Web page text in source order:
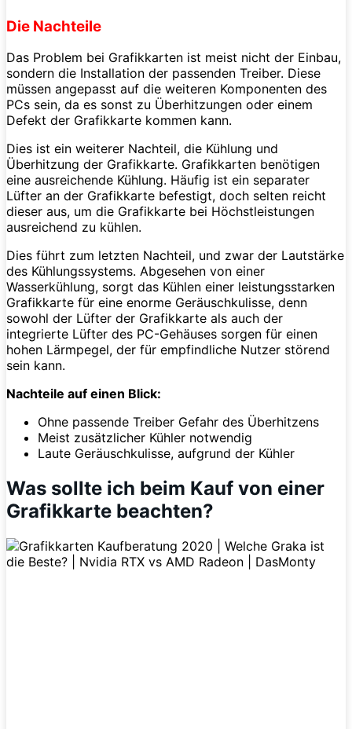
Die Nachteile
Das Problem bei Grafikkarten ist meist nicht der Einbau,
sondern die Installation der passenden Treiber. Diese
müssen angepasst auf die weiteren Komponenten des
PCs sein, da es sonst zu Überhitzungen oder einem
Defekt der Grafikkarte kommen kann.
Dies ist ein weiterer Nachteil, die Kühlung und
Überhitzung der Grafikkarte. Grafikkarten benötigen
eine ausreichende Kühlung. Häufig ist ein separater
Lüfter an der Grafikkarte befestigt, doch selten reicht
dieser aus, um die Grafikkarte bei Höchstleistungen
ausreichend zu kühlen.
Dies führt zum letzten Nachteil, und zwar der Lautstärke
des Kühlungssystems. Abgesehen von einer
Wasserkühlung, sorgt das Kühlen einer leistungsstarken
Grafikkarte für eine enorme Geräuschkulisse, denn
sowohl der Lüfter der Grafikkarte als auch der
integrierte Lüfter des PC-Gehäuses sorgen für einen
hohen Lärmpegel, der für empfindliche Nutzer störend
sein kann.
Nachteile auf einen Blick:
Ohne passende Treiber Gefahr des Überhitzens
Meist zusätzlicher Kühler notwendig
Laute Geräuschkulisse, aufgrund der Kühler
Was sollte ich beim Kauf von einer
Grafikkarte beachten?